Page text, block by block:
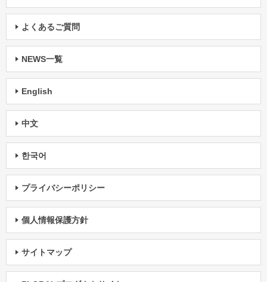
よくあるご質問
NEWS一覧
English
中文
한국어
プライバシーポリシー
個人情報保護方針
サイトマップ